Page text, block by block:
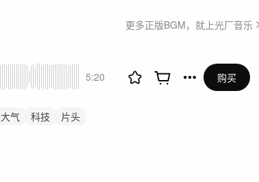
更多正版BGM，就上光厂音乐
5:20
大气 科技
片头
购买